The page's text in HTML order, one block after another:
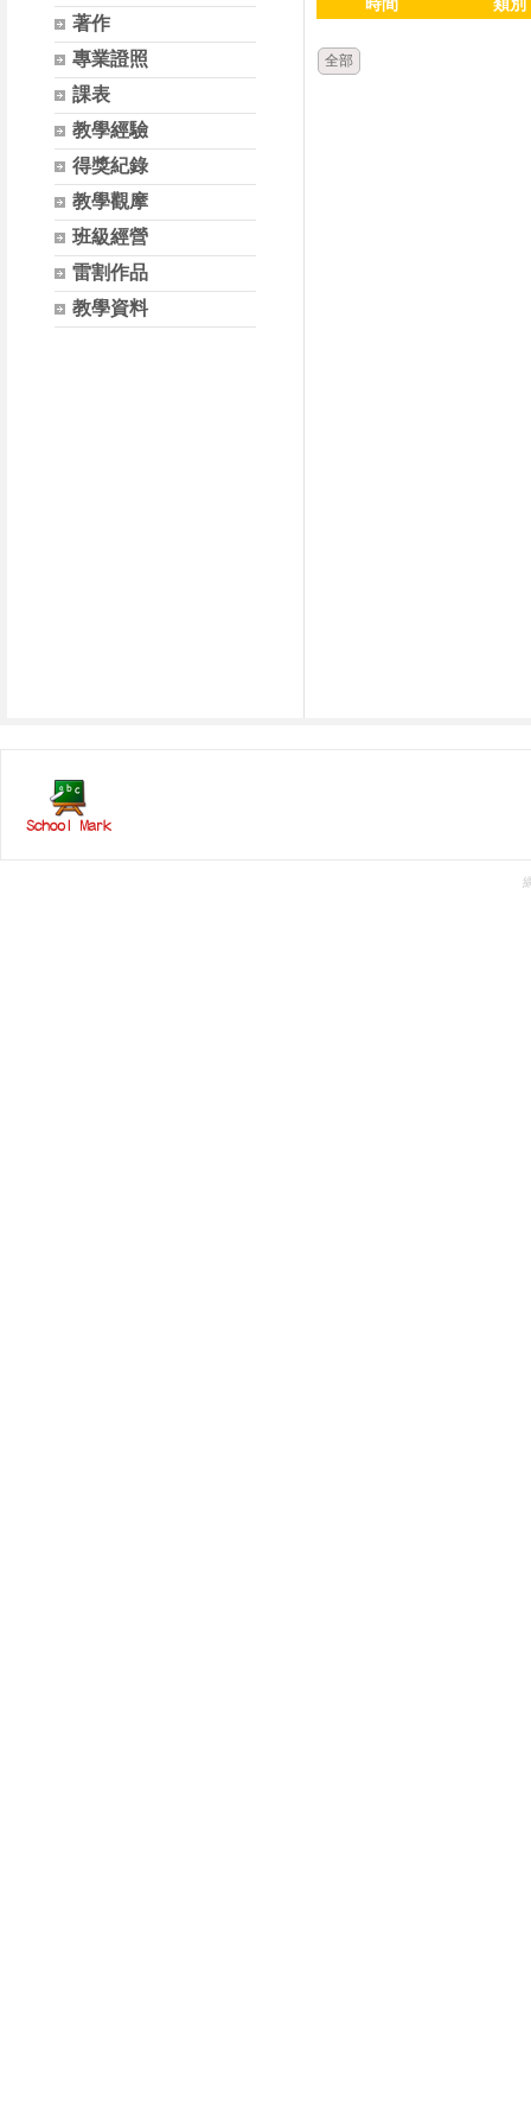
著作
專業證照
課表
教學經驗
得獎紀錄
教學觀摩
班級經營
雷割作品
教學資料
全部